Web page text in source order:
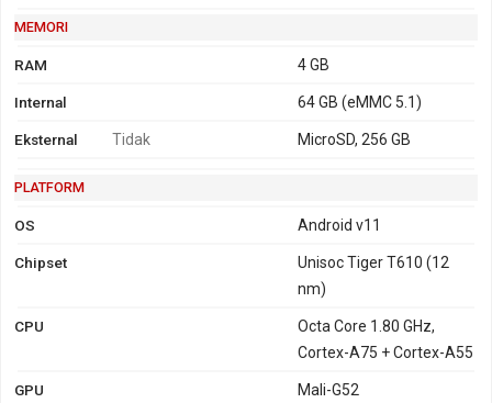
MEMORI
RAM 4 GB
Internal 64 GB (eMMC 5.1)
Eksternal Tidak MicroSD, 256 GB
PLATFORM
OS Android v11
Chipset
Unisoc Tiger T610 (12
nm)
CPU
Octa Core 1.80 GHz,
Cortex-A75 + Cortex-A55
GPU Mali-G52